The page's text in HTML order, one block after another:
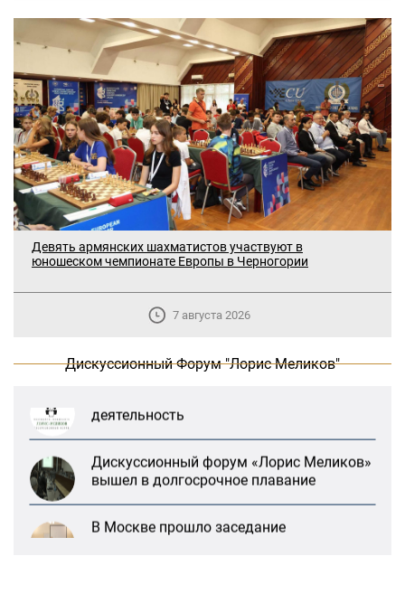
Девять армянских шахматистов участвуют в
юношеском чемпионате Европы в Черногории
7 августа 2026
Дискуссионный Форум "Лорис Меликов"
Меликов» на тему: «ООН и
вышел в долгосрочное плавание
дискуссионного форума «Лорис